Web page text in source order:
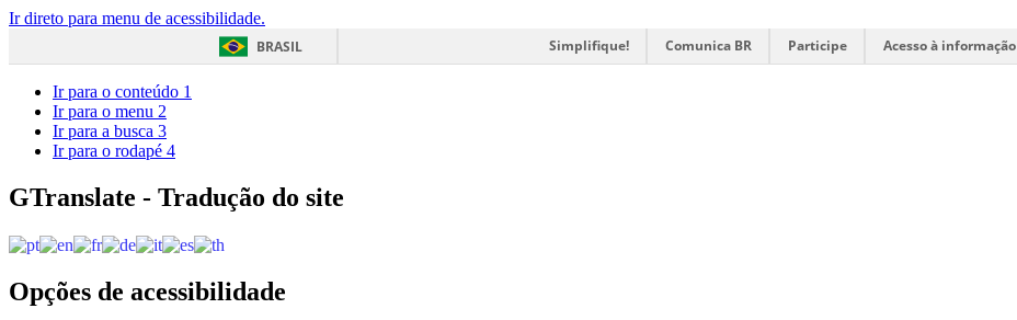
Ir direto para menu de acessibilidade.
BRASIL
Simplifique! Comunica BR Participe Acesso à informação
Ir para o conteúdo 1
Ir para o menu 2
Ir para a busca 3
Ir para o rodapé 4
GTranslate - Tradução do site
Opções de acessibilidade